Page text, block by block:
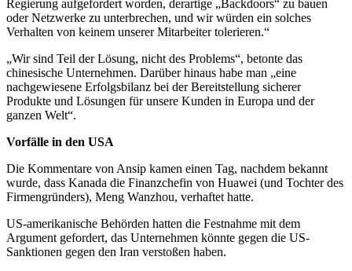
Regierung aufgefordert worden, derartige „Backdoors“ zu bauen
oder Netzwerke zu unterbrechen, und wir würden ein solches
Verhalten von keinem unserer Mitarbeiter tolerieren.“
„Wir sind Teil der Lösung, nicht des Problems“, betonte das
chinesische Unternehmen. Darüber hinaus habe man „eine
nachgewiesene Erfolgsbilanz bei der Bereitstellung sicherer
Produkte und Lösungen für unsere Kunden in Europa und der
ganzen Welt“.
Vorfälle in den USA
Die Kommentare von Ansip kamen einen Tag, nachdem bekannt
wurde, dass Kanada die Finanzchefin von Huawei (und Tochter des
Firmengründers), Meng Wanzhou, verhaftet hatte.
US-amerikanische Behörden hatten die Festnahme mit dem
Argument gefordert, das Unternehmen könnte gegen die US-
Sanktionen gegen den Iran verstoßen haben.